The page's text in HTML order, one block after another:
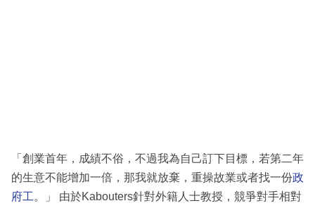
「創業首年，成績不俗，不過我為自己訂下目標，若第二年
的生意不能增加一倍，那我就放棄，重操故業或者找一份政
府工 。」 由於Kabouters針對外籍人士教授，競爭對手相對